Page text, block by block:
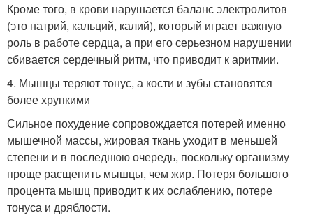
Кроме того, в крови нарушается баланс электролитов
(это натрий, кальций, калий), который играет важную
роль в работе сердца, а при его серьезном нарушении
сбивается сердечный ритм, что приводит к аритмии.
4. Мышцы теряют тонус, а кости и зубы становятся
более хрупкими
Сильное похудение сопровождается потерей именно
мышечной массы, жировая ткань уходит в меньшей
степени и в последнюю очередь, поскольку организму
проще расщепить мышцы, чем жир. Потеря большого
процента мышц приводит к их ослаблению, потере
тонуса и дряблости.